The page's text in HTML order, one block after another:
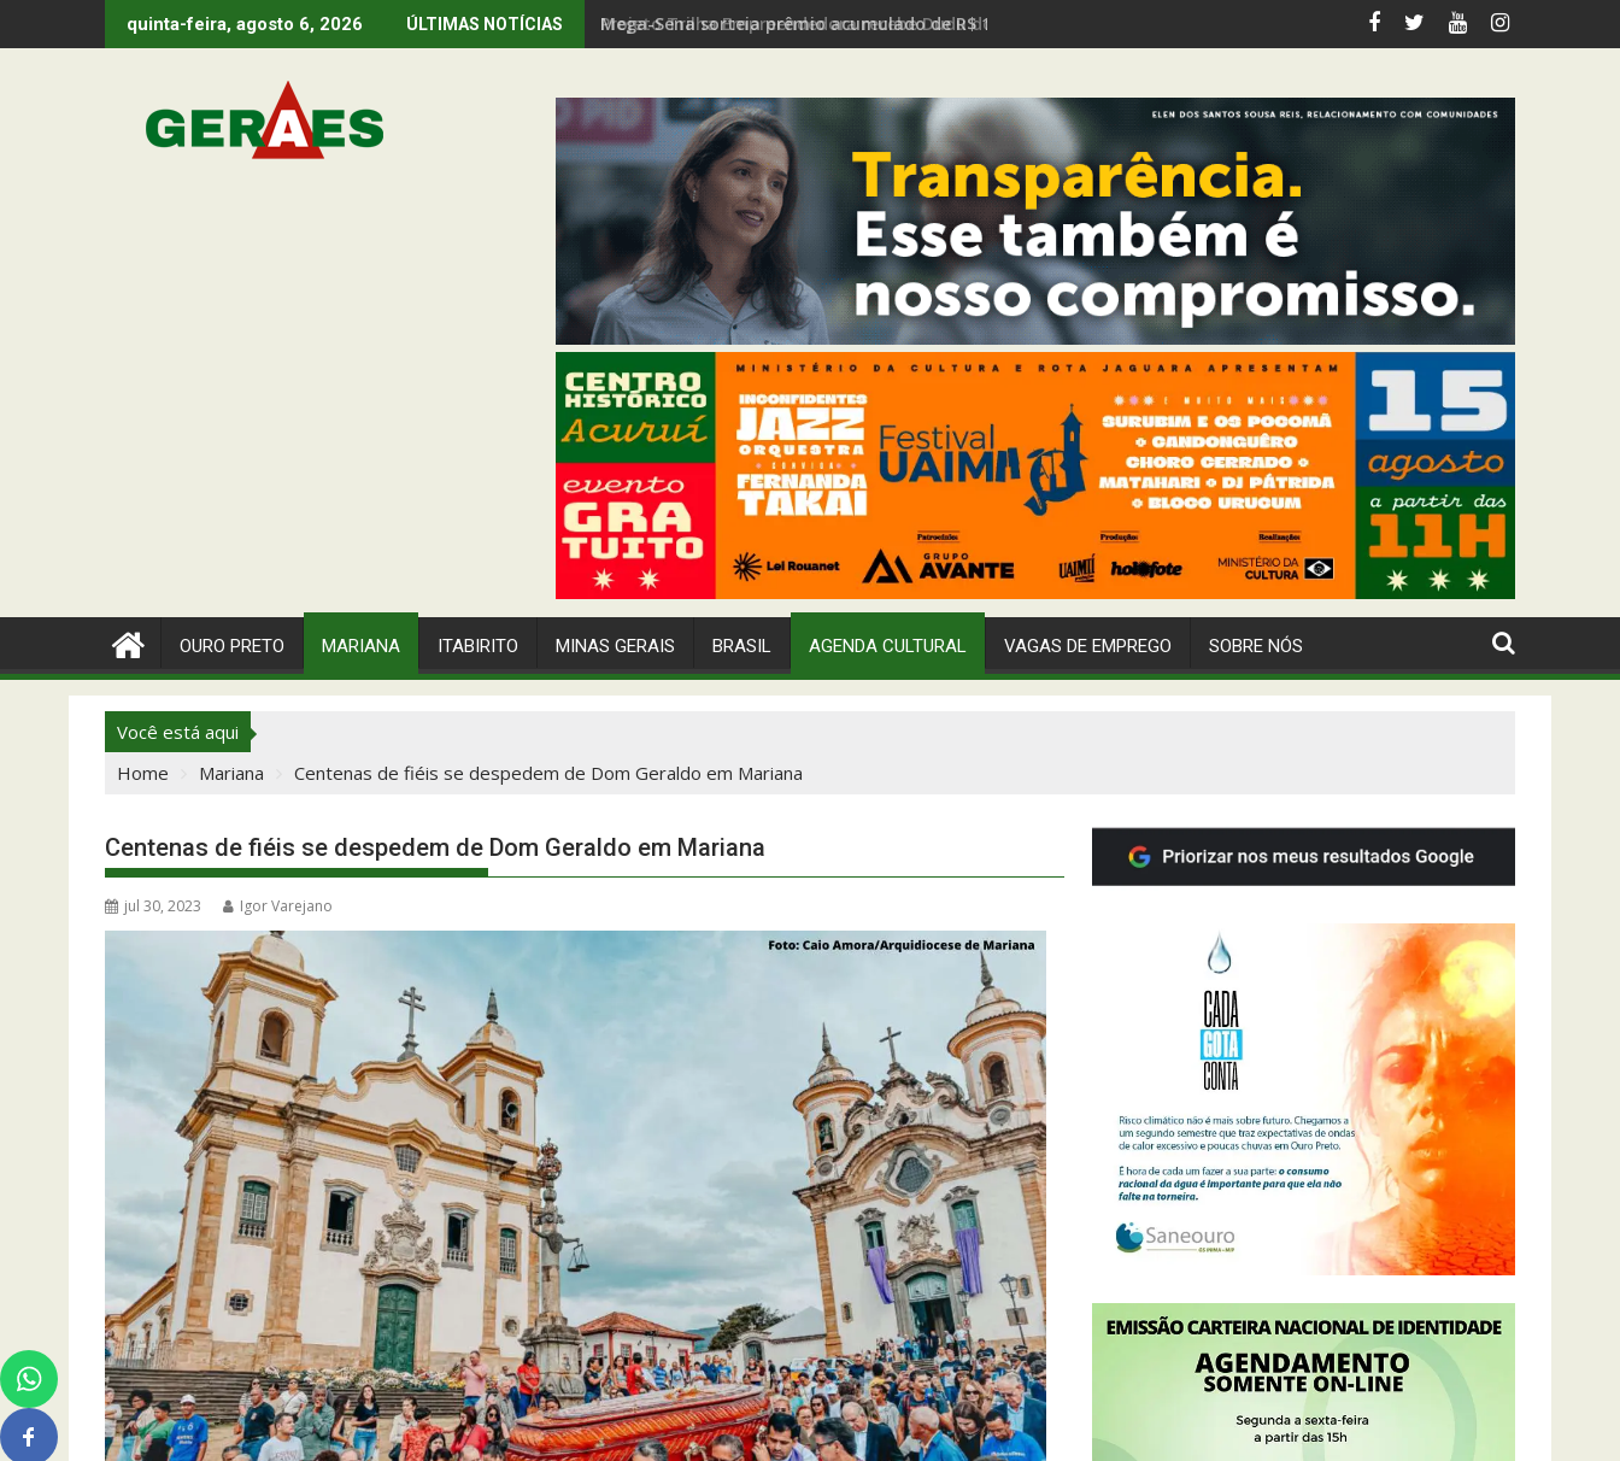
to
quinta-feira, agosto 6, 2026 ÚLTIMAS NOTÍCIAS Mega-Sena sorteia prêmio acumulado de R$ 150 milhões nesta quinta-feira
OURO PRETO MARIANA ITABIRITO MINAS GERAIS BRASIL AGENDA CULTURAL VAGAS DE EMPREGO SOBRE NÓS
Você está aqui
Home
Mariana Centenas de fiéis se despedem de Dom Geraldo em Mariana
Centenas de fiéis se despedem de Dom Geraldo em Mariana
jul 30, 2023 Igor Varejano